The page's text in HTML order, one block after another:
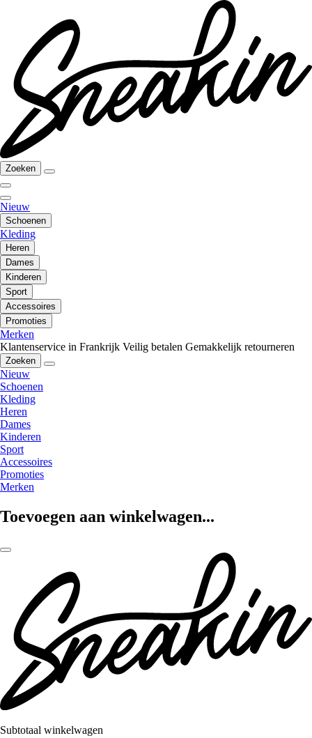
Zoeken
Nieuw
Schoenen
Kleding
Heren
Dames
Kinderen
Sport
Accessoires
Promoties
Merken
Klantenservice in Frankrijk Veilig betalen Gemakkelijk retourneren
Zoeken
Nieuw
Schoenen
Kleding
Heren
Dames
Kinderen
Sport
Accessoires
Promoties
Merken
Toevoegen aan winkelwagen...
Subtotaal winkelwagen